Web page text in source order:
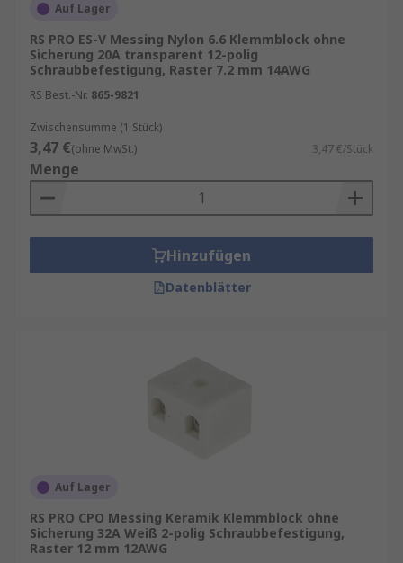
Auf Lager
RS PRO ES-V Messing Nylon 6.6 Klemmblock ohne
Sicherung 20A transparent 12-polig
Schraubbefestigung, Raster 7.2 mm 14AWG
RS Best.-Nr. 865-9821
Zwischensumme (1 Stück)
3,47 €(ohne MwSt.) 3,47 €/Stück
Menge
Hinzufügen
Datenblätter
Auf Lager
RS PRO CPO Messing Keramik Klemmblock ohne
Sicherung 32A Weiß 2-polig Schraubbefestigung,
Raster 12 mm 12AWG